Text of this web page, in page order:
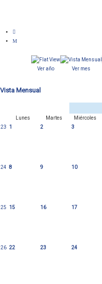
Ver año Ver mes
Vista Mensual
Lunes
Martes Miércoles
23
1 2 3
24 8 9 10
25 15 16 17
26 22 23 24